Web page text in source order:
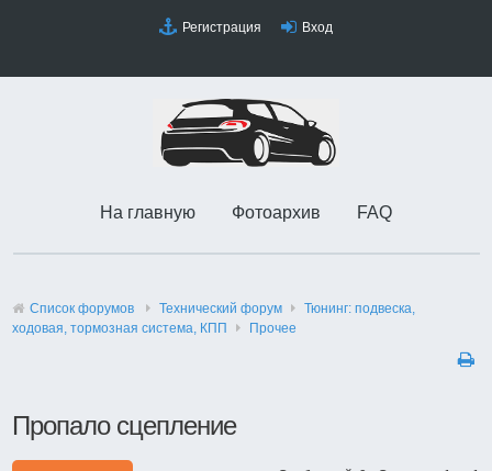
Регистрация Вход
На главную Фотоархив FAQ
Список форумов Технический форyм
Тюнинг: подвеска,
ходовая, тормозная система, КПП
Прочее
Пропало сцепление